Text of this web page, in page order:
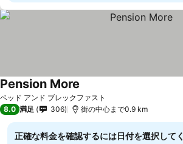
ベッド アンド ブレックファスト
Pension More
8.0 満足 306 街の中心まで0.9 km
正確な料金を確認するには日付を選択してく